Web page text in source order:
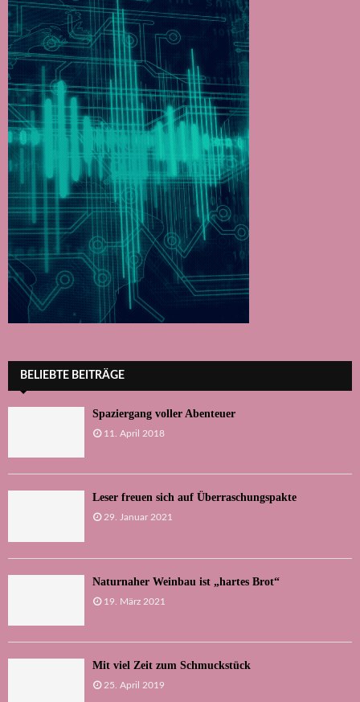
BELIEBTE BEITRÄGE
Spaziergang voller Abenteuer
11. April 2018
Leser freuen sich auf Überraschungspakte
29. Januar 2021
Naturnaher Weinbau ist „hartes Brot“
19. März 2021
Mit viel Zeit zum Schmuckstück
25. April 2019